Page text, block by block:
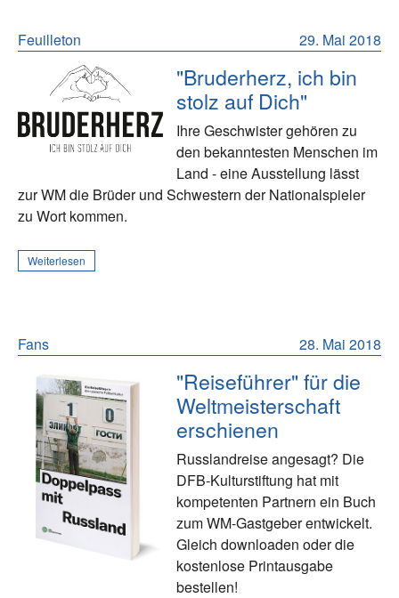
29. Mai 2018
Feuilleton
"Bruderherz, ich bin
stolz auf Dich"
Ihre Geschwister gehören zu
den bekanntesten Menschen im
Land - eine Ausstellung lässt
zur WM die Brüder und Schwestern der Nationalspieler
zu Wort kommen.
Weiterlesen
28. Mai 2018
Fans
"Reiseführer" für die
Weltmeisterschaft
erschienen
Russlandreise angesagt? Die
DFB-Kulturstiftung hat mit
kompetenten Partnern ein Buch
zum WM-Gastgeber entwickelt.
Gleich downloaden oder die
kostenlose Printausgabe
bestellen!